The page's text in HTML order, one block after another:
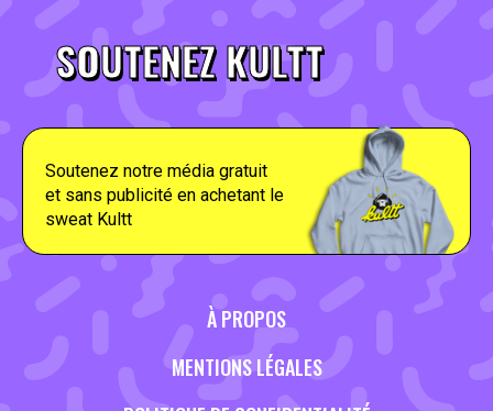
SOUTENEZ KULTT
Soutenez notre média gratuit
et sans publicité en achetant le
sweat Kultt
À PROPOS
MENTIONS LÉGALES